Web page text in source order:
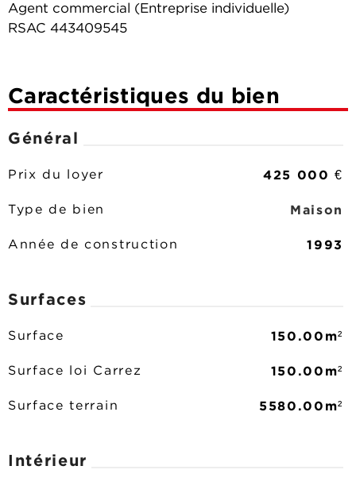
Agent commercial (Entreprise individuelle)
RSAC 443409545
Caractéristiques du bien
Général
Prix du loyer 425 000 €
Type de bien Maison
Année de construction 1993
Surfaces
Surface 150.00m²
Surface loi Carrez 150.00m²
Surface terrain 5580.00m²
Intérieur